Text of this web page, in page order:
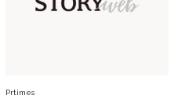
気で推す！40代がほどよく華
り」が大流行中！人と被らない
Prtimes